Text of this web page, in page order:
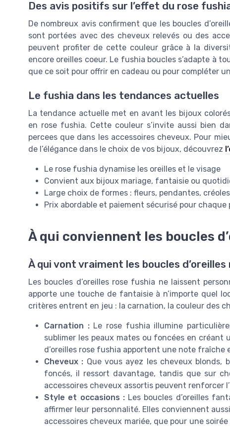
Des avis positifs sur l’effet du rose
De nombreux avis confirment que les boucles
sont portées avec des cheveux relevés ou des
peuvent profiter de cette couleur grâce à la
encore oreilles coeur. Le fushia boucles s’adapte à
que ce soit pour offrir en cadeau ou pour compléter
Le fushia dans les tendances actuelles
La tendance actuelle met en avant les bijoux
en rose fushia. Cette couleur s’invite aussi bien
percees que dans les accessoires cheveux. Pour
de l’élégance dans le choix de vos bijoux, découvrez
Le rose fushia dynamise les oreilles et le visage
Convient aux bijoux mariage, fantaisie ou
Large choix de formes : fleurs, pendantes,
Prix abordable et paiement sécurisé pour chaque
À qui conviennent les boucles
À qui vont vraiment les boucles
Les boucles d’oreilles rose fushia ne laissent
apporte une touche de fantaisie à n’importe quel
critères entrent en jeu : la carnation, la couleur des
Carnation :Le rose fushia illumine
sublimer les peaux mates ou foncées en créant
d’oreilles rose fushia apportent une note fraîche
Cheveux : Que vous ayez les cheveux blonds,
foncés, il ressort davantage, tandis que sur
accessoires cheveux assortis peuvent renforcer
Style et occasions :Les boucles d’oreilles
affirmer leur personnalité. Elles conviennent
accessoires cheveux mariée, que pour une